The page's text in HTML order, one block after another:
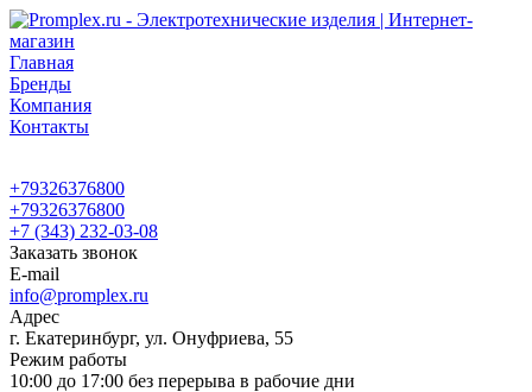
Главная
Бренды
Компания
Контакты
+79326376800
+79326376800
+7 (343) 232-03-08
Заказать звонок
E-mail
info@promplex.ru
Адрес
г. Екатеринбург, ул. Онуфриева, 55
Режим работы
10:00 до 17:00 без перерыва в рабочие дни